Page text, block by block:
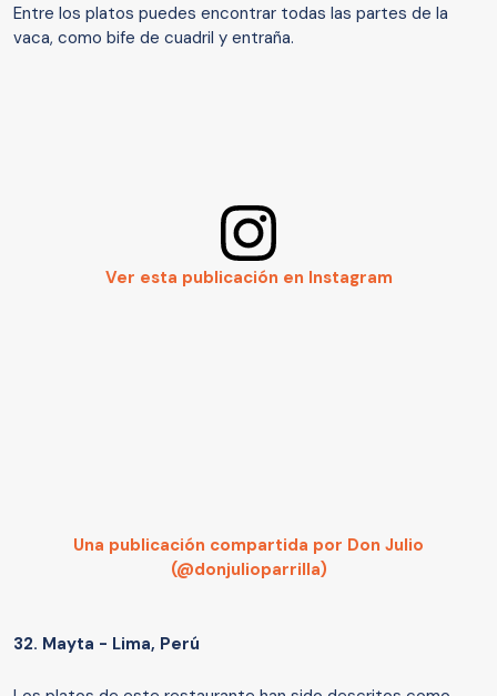
Entre los platos puedes encontrar todas las partes de la
vaca, como bife de cuadril y entraña.
Ver esta publicación en Instagram
Una publicación compartida por Don Julio
(@donjulioparrilla)
32. Mayta - Lima, Perú